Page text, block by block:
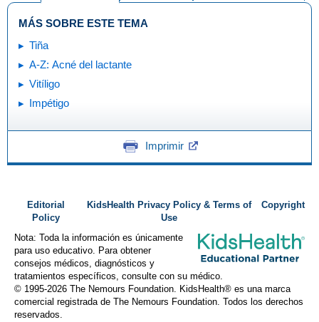
MÁS SOBRE ESTE TEMA
Tiña
A-Z: Acné del lactante
Vitíligo
Impétigo
Imprimir
Editorial
Policy
KidsHealth Privacy Policy & Terms of
Use
Copyright
Nota: Toda la información es únicamente
para uso educativo. Para obtener
consejos médicos, diagnósticos y
tratamientos específicos, consulte con su médico.
© 1995-2026 The Nemours Foundation. KidsHealth® es una marca
comercial registrada de The Nemours Foundation. Todos los derechos
reservados.